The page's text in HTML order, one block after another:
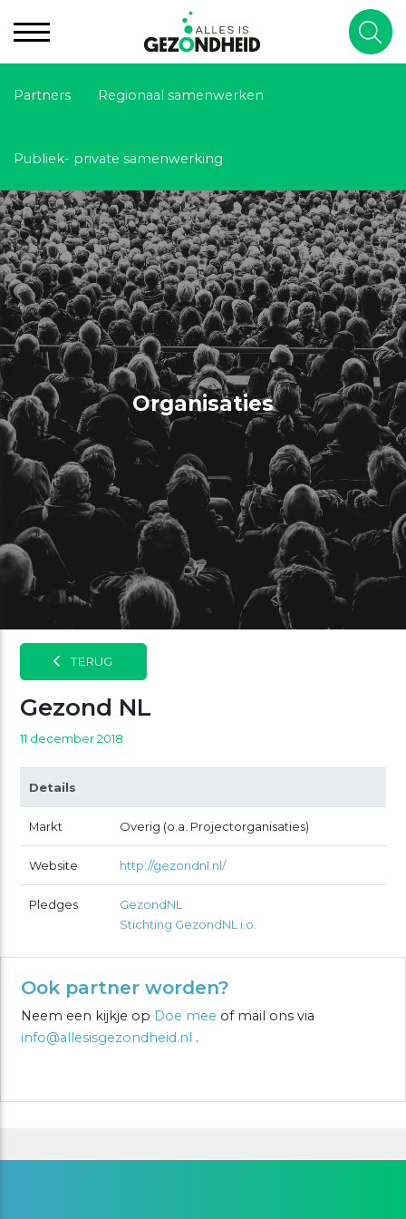
Partners Regionaal samenwerken
Publiek- private samenwerking
Organisaties
TERUG
Gezond NL
11 december 2018
Details
Markt Overig (o.a. Projectorganisaties)
Website http://gezondnl.nl/
Pledges
GezondNL
Stichting GezondNL i.o.
Ook partner worden?
Neem een kijkje op Doe mee of mail ons via
info@allesisgezondheid.nl .